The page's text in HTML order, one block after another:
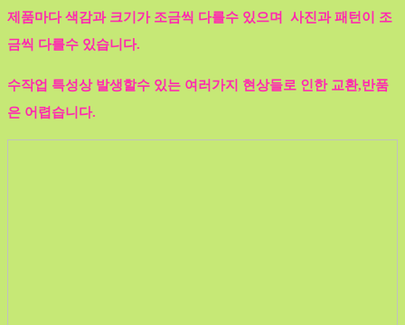
제품마다 색감과 크기가 조금씩 다를수 있으며 사진과 패턴이 조
금씩 다를수 있습니다.
수작업 특성상 발생할수 있는 여러가지 현상들로 인한 교환,반품
은 어렵습니다.